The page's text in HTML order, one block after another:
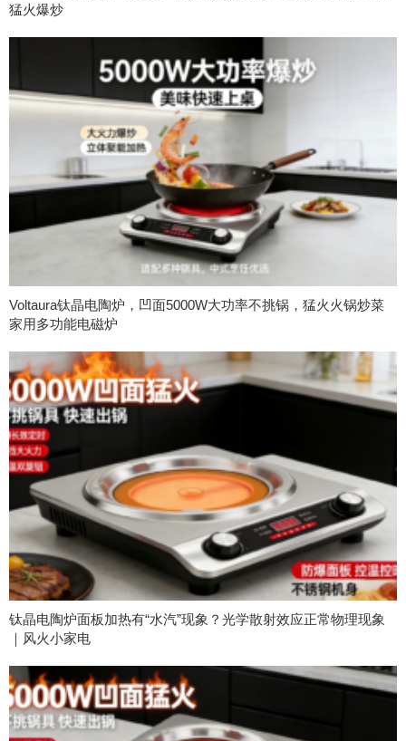
猛火爆炒
Voltaura钛晶电陶炉，凹面5000W大功率不挑锅，猛火火锅炒菜
家用多功能电磁炉
钛晶电陶炉面板加热有“水汽”现象？光学散射效应正常物理现象
｜风火小家电